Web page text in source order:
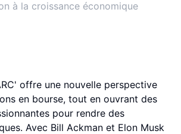
à la croissance économique
offre une nouvelle perspective
en bourse, tout en ouvrant des
pour rendre des
Avec Bill Ackman et Elon Musk